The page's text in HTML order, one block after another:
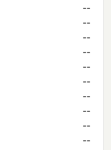
--
--
--
--
--
--
--
--
--
--